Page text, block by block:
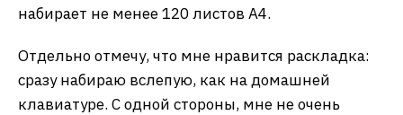
набирает не менее 120 листов А4.
Отдельно отмечу, что мне нравится раскладка:
сразу набираю вслепую, как на домашней
клавиатуре. С одной стороны, мне не очень